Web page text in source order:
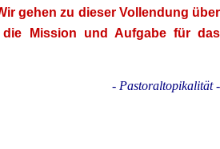
gehen zu dieser Vollendung über
Mission und Aufgabe für das
- Pastoraltopikalität -